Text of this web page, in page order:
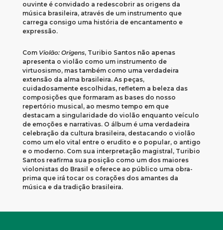
ouvinte é convidado a redescobrir as origens da
música brasileira, através de um instrumento que
carrega consigo uma história de encantamento e
expressão.
Com Violão: Origens, Turibio Santos não apenas
apresenta o violão como um instrumento de
virtuosismo, mas também como uma verdadeira
extensão da alma brasileira. As peças,
cuidadosamente escolhidas, refletem a beleza das
composições que formaram as bases do nosso
repertório musical, ao mesmo tempo em que
destacam a singularidade do violão enquanto veículo
de emoções e narrativas. O álbum é uma verdadeira
celebração da cultura brasileira, destacando o violão
como um elo vital entre o erudito e o popular, o antigo
e o moderno. Com sua interpretação magistral, Turibio
Santos reafirma sua posição como um dos maiores
violonistas do Brasil e oferece ao público uma obra-
prima que irá tocar os corações dos amantes da
música e da tradição brasileira.